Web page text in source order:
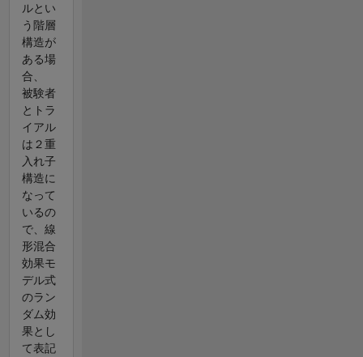
ルとい
う階層
構造が
ある場
合、
被験者
とトラ
イアル
は２重
入れ子
構造に
なって
いるの
で、線
形混合
効果モ
デル式
のラン
ダム効
果とし
て表記